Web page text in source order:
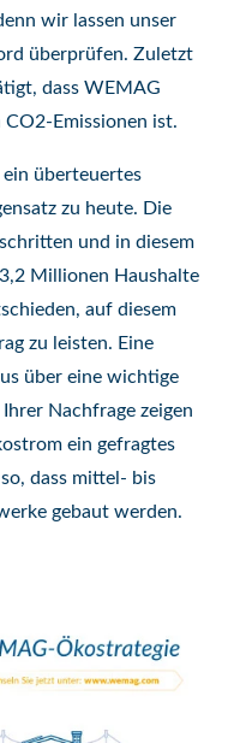
wir lassen unser
überprüfen. Zuletzt
dass WEMAG
Emissionen ist.
überteuertes
zu heute. Die
und in diesem
Millionen Haushalte
auf diesem
zu leisten. Eine
über eine wichtige
Nachfrage zeigen
ein gefragtes
dass mittel- bis
gebaut werden.